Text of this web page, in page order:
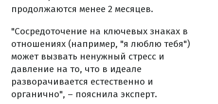
продолжаются менее 2 месяцев.
"Сосредоточение на ключевых знаках в
отношениях (например, "я люблю тебя")
может вызвать ненужный стресс и
давление на то, что в идеале
разворачивается естественно и
органично", – пояснила эксперт.